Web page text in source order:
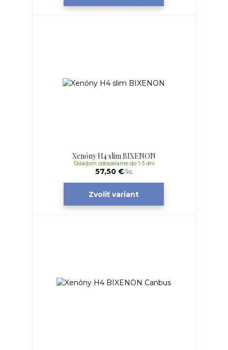
Xenóny H4 slim BIXENON
57,50 €/ks
Skladom odosielame do 1-3 dní
Zvoliť variant